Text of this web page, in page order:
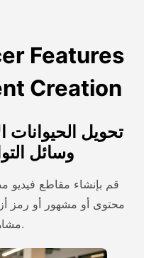
Features
Creation
تحويل الحيوانات
وسائل
قم بإنشاء مقاطع فيديو
محتوى أو مشهور أو رمز
مشاهير الإنترنت.